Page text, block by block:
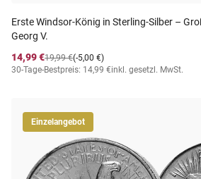
Erste Windsor-König in Sterling-Silber –
Georg V.
14,99 €
(-5,00 €)
19,99 €
30-Tage-Bestpreis: 14,99 €inkl. gesetzl. MwSt.
Einzelangebot